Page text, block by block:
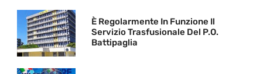
È Regolarmente In Funzione Il
Servizio Trasfusionale Del P.O.
Battipaglia